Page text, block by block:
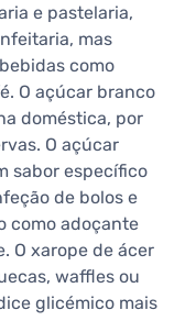
e pastelaria,
mas
como
O açúcar branco
doméstica, por
O açúcar
sabor específico
de bolos e
como adoçante
O xarope de ácer
waffles ou
glicémico mais